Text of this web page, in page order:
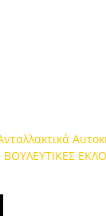
ΒΟΥΛΕΥΤΙΚΕΣ